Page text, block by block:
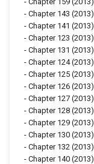
- Chapter 143 (2013)
- Chapter 141 (2013)
- Chapter 123 (2013)
- Chapter 131 (2013)
- Chapter 124(2013)
- Chapter 125 (2013)
- Chapter 126 (2013)
- Chapter 127 (2013)
- Chapter 128 (2013)
- Chapter 129 (2013)
- Chapter 130 (2013)
- Chapter 132 (2013)
- Chapter 140 (2013)